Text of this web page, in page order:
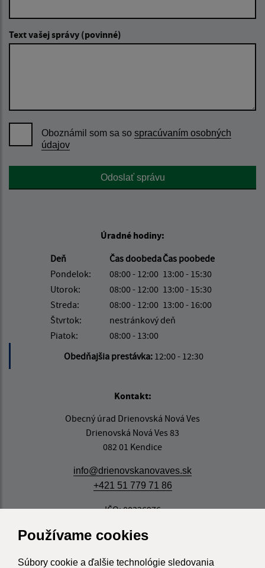
Používame cookies
Súbory cookie a ďalšie technológie sledovania
Text vašej správy (povinné)
Oboznámil som sa so spracúvaním osobných
údajov
Google reCaptcha ResponseOdoslať správu
Úradné hodiny:
Deň
Čas doobedaČas poobede
Pondelok:
08:00 - 12:00 13:00 - 15:30
Utorok:
08:00 - 12:00 13:00 - 15:30
Streda:
08:00 - 12:00 13:00 - 16:00
Štvrtok:
nestránkový deň
Piatok:
08:00 - 13:00
Obedňajšia prestávka: 12:00 - 12:30
Kontakt:
Obecný úrad Drienovská Nová Ves
Drienovská Nová Ves 83
082 01 Kendice
info@drienovskanovaves.sk
+421 51 779 71 86
IČO: 00326976